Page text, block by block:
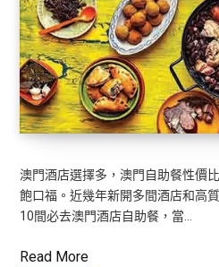
澳門酒店選擇多，澳門自助餐性價
飽口福。近幾年新開多間酒店和高
10間必去澳門酒店自助餐，當…
Read More